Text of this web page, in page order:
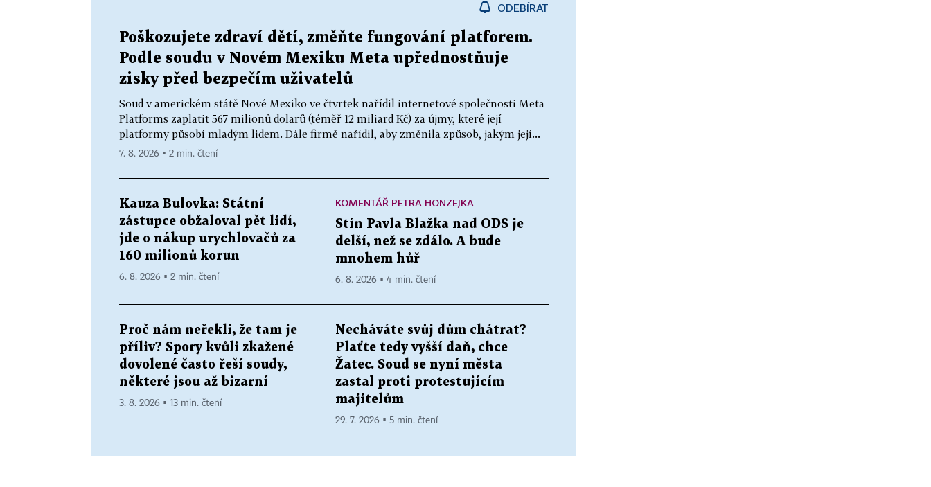
ODEBÍRAT
Poškozujete zdraví dětí, změňte fungování platforem.
Podle soudu v Novém Mexiku Meta upřednostňuje
zisky před bezpečím uživatelů
Soud v americkém státě Nové Mexiko ve čtvrtek nařídil internetové společnosti Meta
Platforms zaplatit 567 milionů dolarů (téměř 12 miliard Kč) za újmy, které její
platformy působí mladým lidem. Dále firmě nařídil, aby změnila způsob, jakým její...
7. 8. 2026 ▪ 2 min. čtení
Kauza Bulovka: Státní
zástupce obžaloval pět lidí,
jde o nákup urychlovačů za
160 milionů korun
6. 8. 2026 ▪ 2 min. čtení
KOMENTÁŘ PETRA HONZEJKA
Stín Pavla Blažka nad ODS je
delší, než se zdálo. A bude
mnohem hůř
6. 8. 2026 ▪ 4 min. čtení
Proč nám neřekli, že tam je
příliv? Spory kvůli zkažené
dovolené často řeší soudy,
některé jsou až bizarní
3. 8. 2026 ▪ 13 min. čtení
Necháváte svůj dům chátrat?
Plaťte tedy vyšší daň, chce
Žatec. Soud se nyní města
zastal proti protestujícím
majitelům
29. 7. 2026 ▪ 5 min. čtení